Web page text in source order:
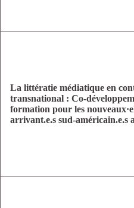
La littératie médiatique en
transnational : Co-
formation pour les
arrivant.e.s sud-américain.e.s